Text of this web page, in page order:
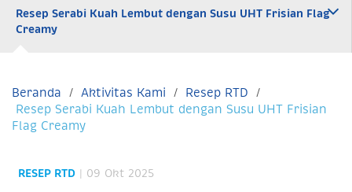
Resep Serabi Kuah Lembut dengan Susu UHT Frisian Flag
Creamy
Beranda Aktivitas Kami
Resep RTD
Resep Serabi Kuah Lembut dengan Susu UHT Frisian
Flag Creamy
RESEP RTD | 09 Okt 2025